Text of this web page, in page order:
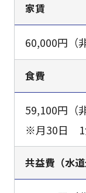
家賃
60,000円（
食費
59,100円（
※月30日 1
共益費（水道